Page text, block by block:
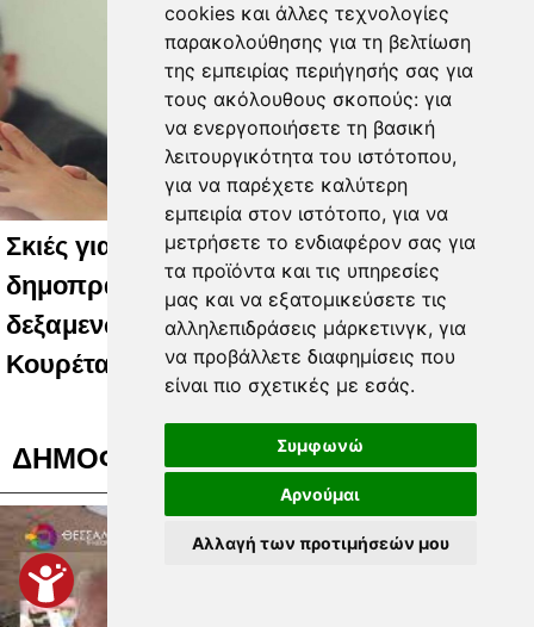
cookies και άλλες τεχνολογίες
παρακολούθησης για τη βελτίωση
της εμπειρίας περιήγησής σας για
τους ακόλουθους σκοπούς: για
να ενεργοποιήσετε τη βασική
λειτουργικότητα του ιστότοπου,
για να παρέχετε καλύτερη
εμπειρία στον ιστότοπο, για να
μετρήσετε το ενδιαφέρον σας για
τα προϊόντα και τις υπηρεσίες
μας και να εξατομικεύσετε τις
αλληλεπιδράσεις μάρκετινγκ, για
να προβάλλετε διαφημίσεις που
είναι πιο σχετικές με εσάς.
Συμφωνώ
Αρνούμαι
Αλλαγή των προτιμήσεών μου
Σκιές για κόστος, όρους,τρόπο και φορέα
δημοπράτησης των κολυμβητικών
δεξαμενών της Περιφερειακής Αρχής
Κουρέτα
ΔΗΜΟΦΙΛΗ ΒΙΝΤΕΟ